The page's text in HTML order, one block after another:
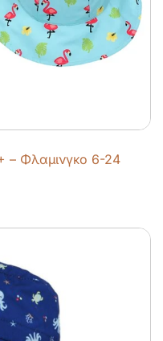
– Φλαμινγκο 6-24